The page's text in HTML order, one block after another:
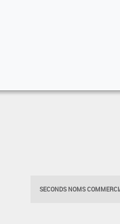
SECONDS NOMS